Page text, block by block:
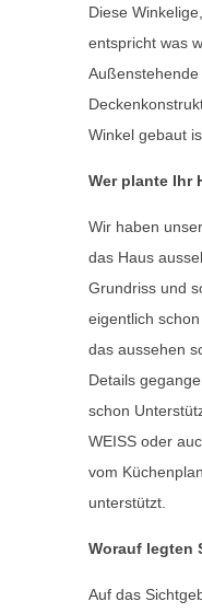
Diese
entspricht was
Winkel gebaut
Wer plante Ihr
Wir haben
das Haus
Grundriss und
eigentlich
das aussehen
Details
schon
WEISS oder
vom
unterstützt.
Worauf legten
Auf das